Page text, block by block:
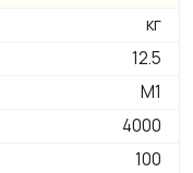
кг
12.5
М1
4000
100